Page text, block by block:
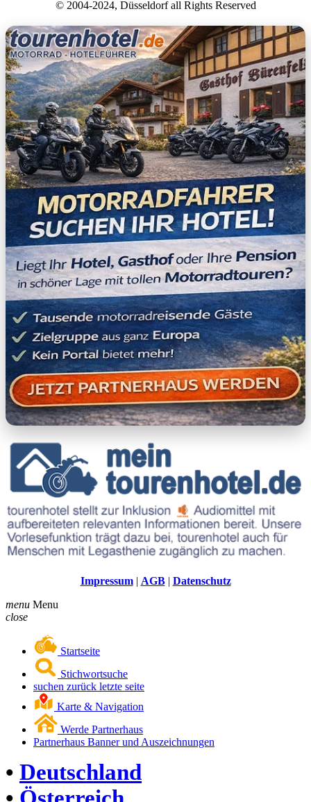
© 2004-2024, Düsseldorf all Rights Reserved
Impressum| AGB| Datenschutz
menu Menu
close
Startseite
Stichwortsuche
suchen zurück letzte seite
Karte & Navigation
Werde Partnerhaus
Partnerhaus Banner und Auszeichnungen
• Deutschland